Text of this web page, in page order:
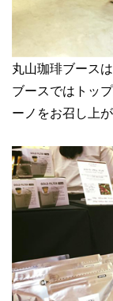
丸山珈琲ブース
ブースではトッ
ーノをお召し上